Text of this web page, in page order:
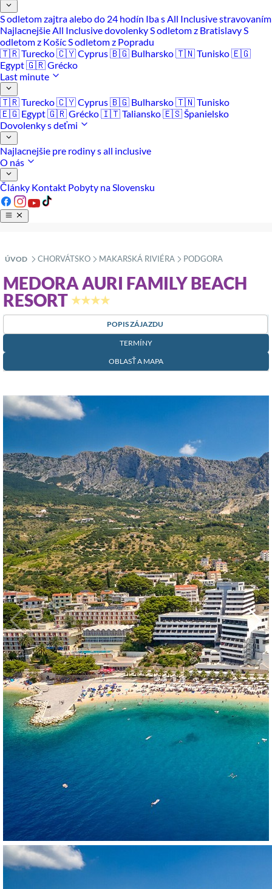
S odletom zajtra alebo do 24 hodín Iba s All Inclusive stravovaním
Najlacnejšie All Inclusive dovolenkyS odletom z BratislavyS
odletom z KošícS odletom z Popradu
🇹🇷 Turecko🇨🇾 Cyprus🇧🇬 Bulharsko🇹🇳 Tunisko🇪🇬
Egypt🇬🇷 Grécko
Last minute
🇹🇷 Turecko🇨🇾 Cyprus🇧🇬 Bulharsko🇹🇳 Tunisko
🇪🇬 Egypt🇬🇷 Grécko🇮🇹 Taliansko🇪🇸 Španielsko
Dovolenky s deťmi
Najlacnejšie pre rodiny s all inclusive
O nás
Články Kontakt Pobyty na Slovensku
ÚVOD »
CHORVÁTSKO »
MAKARSKÁ RIVIÉRA »
PODGORA
MEDORA AURI FAMILY BEACH
RESORT ★★★★
POPIS ZÁJAZDU
TERMÍNY
OBLASŤ A MAPA